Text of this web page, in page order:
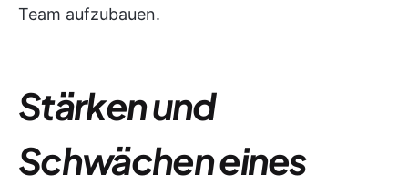
Team aufzubauen.
Stärken und
Schwächen eines